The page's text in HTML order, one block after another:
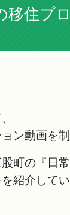
移住プ
ン動画を制
町の『日
紹介してい